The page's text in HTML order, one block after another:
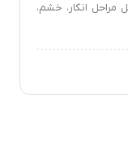
انکار، خشم،